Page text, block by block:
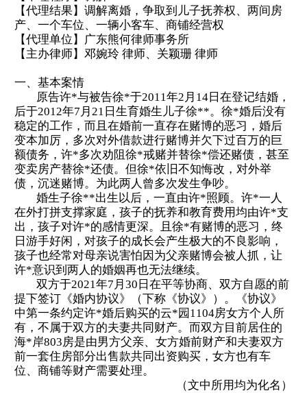
【代理结果】 调解离婚，争取到儿子抚养权、两间房
产、一个车位、一辆小客车、商铺经营权
【代理单位】 广东熊何律师事务所
【主办律师】 邓婉玲 律师、 关颖珊 律师
一、基本案情
原告许*与被告徐*于2011年2月14日在登记结婚，
后于2012年7月21日生育婚生儿子徐**。徐*婚后没有
稳定的工作，而且在婚前一直存在赌博的恶习，婚后
变本加厉，多次对外借款进行赌博并欠下过百万的巨
额债务， 许*多次劝阻徐*戒赌并替徐*偿还赌债，甚至
变卖房产替徐*还债。 但徐*依旧不知悔改，对外举
债，沉迷赌博。为此两人曾多次发生争吵。
婚生子徐**出生以后，一直由许*照顾。 许*一人
在外打拼支撑家庭，孩子的抚养和教育费用均由许*支
出，孩子对许*的感情更深。且徐*有赌博的恶习，终
日游手好闲，对孩子的成长会产生极大的不良影响，
孩子也经常对母亲说害怕因为父亲赌博会被人抓，让
许*意识到两人的婚姻再也无法继续。
双方于2021年7月30日在平等协商、双方自愿的前
提下签订《婚内协议》（下称《协议》）。《协议》
中第一条约定许*婚后购买的云*园1104房女方个人所
有，不属于双方的夫妻共同财产。而双方目前居住的
海*岸803房是由男方父亲、女方婚前财产和夫妻双方
前一套住房部分出售款共同出资购买，女方也有车
位、商铺等财产需要处理。
（文中所用均为化名）